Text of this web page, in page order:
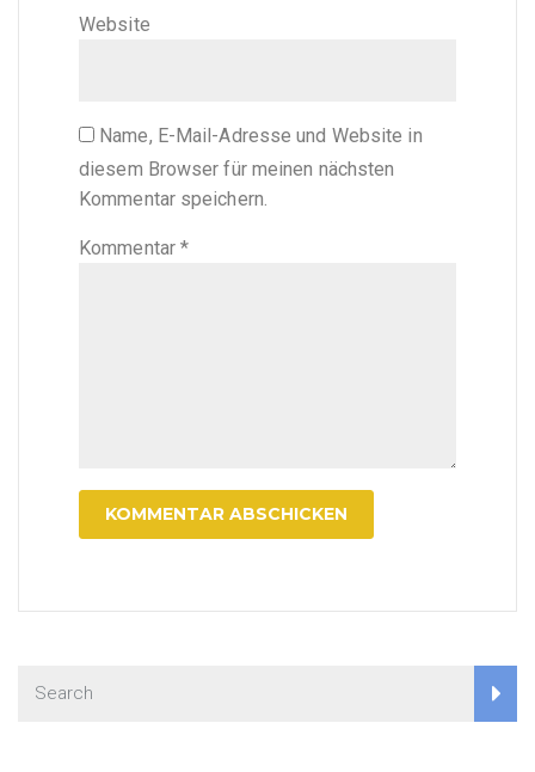
Website
Name, E-Mail-Adresse und Website in
diesem Browser für meinen nächsten
Kommentar speichern.
Kommentar *